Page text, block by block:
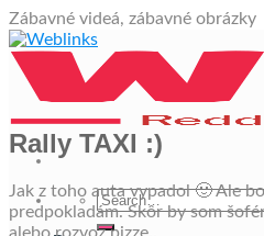
Zábavné videá, zábavné obrázky
Rally TAXI :)
Jak z toho auta vypadol 🙂 Ale
predpokladám. Skôr by som